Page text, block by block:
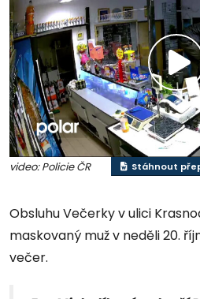
video: Policie ČR Stáhnout
Obsluhu Večerky v ulici
maskovaný muž v neděli 20.
večer.